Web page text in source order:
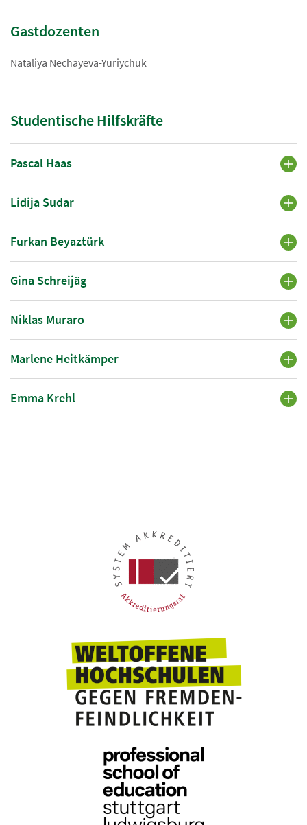
Gastdozenten
Nataliya Nechayeva-Yuriychuk
Studentische Hilfskräfte
Pascal Haas
Lidija Sudar
Furkan Beyaztürk
Gina Schreijäg
Niklas Muraro
Marlene Heitkämper
Emma Krehl